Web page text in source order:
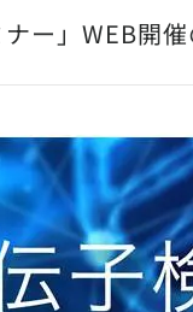
ー」WEB開